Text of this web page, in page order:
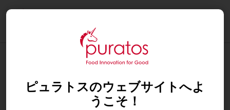
納品希望日を変更したい
Q: 注文確定後に納品希望日を変更することはで
ピュラトスのウェブサイトへよ
うこそ！